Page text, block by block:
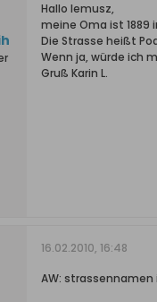
Hallo lemusz,
meine Oma ist 1889
Die Strasse heißt
Wenn ja, würde ich
Gruß Karin L.
16.02.2010, 16:48
AW: